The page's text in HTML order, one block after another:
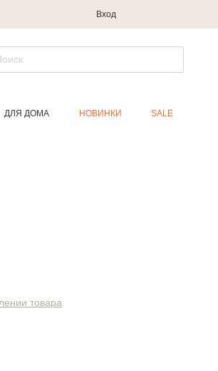
Вход
ДЛЯ ДОМА НОВИНКИ SALE
товара